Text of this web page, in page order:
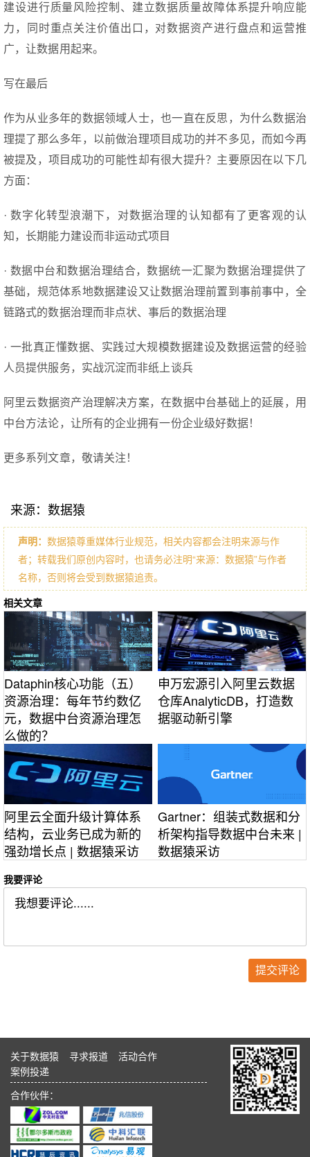
建设进行质量风险控制、建立数据质量故障体系提升响应能
力，同时重点关注价值出口，对数据资产进行盘点和运营推
广，让数据用起来。
写在最后
作为从业多年的数据领域人士，也一直在反思，为什么数据治
理提了那么多年，以前做治理项目成功的并不多见，而如今再
被提及，项目成功的可能性却有很大提升？主要原因在以下几
方面：
· 数字化转型浪潮下，对数据治理的认知都有了更客观的认
知，长期能力建设而非运动式项目
· 数据中台和数据治理结合，数据统一汇聚为数据治理提供了
基础，规范体系地数据建设又让数据治理前置到事前事中，全
链路式的数据治理而非点状、事后的数据治理
· 一批真正懂数据、实践过大规模数据建设及数据运营的经验
人员提供服务，实战沉淀而非纸上谈兵
阿里云数据资产治理解决方案，在数据中台基础上的延展，用
中台方法论，让所有的企业拥有一份企业级好数据！
更多系列文章，敬请关注！
来源：数据猿
声明： 数据猿尊重媒体行业规范，相关内容都会注明来源与作
者；转载我们原创内容时，也请务必注明“来源：数据猿”与作者
名称，否则将会受到数据猿追责。
相关文章
Dataphin核心功能（五）
资源治理：每年节约数亿
元，数据中台资源治理怎
么做的？
申万宏源引入阿里云数据
仓库AnalyticDB，打造数
据驱动新引擎
阿里云全面升级计算体系
结构，云业务已成为新的
强劲增长点 | 数据猿采访
Gartner：组装式数据和分
析架构指导数据中台未来 |
数据猿采访
我要评论
关于数据猿 寻求报道
活动合作
案例投递
合作伙伴：